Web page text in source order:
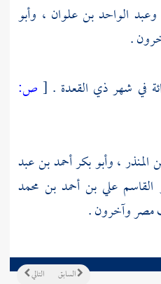
وعبد الواحد بن علوان ، وأبو
.
في شهر ذي القعدة . [ ص:
،وأبو بكر أحمد بن عبد
القاسم علي بن أحمد بن محمد
مصروآخرون .
التالي السابق